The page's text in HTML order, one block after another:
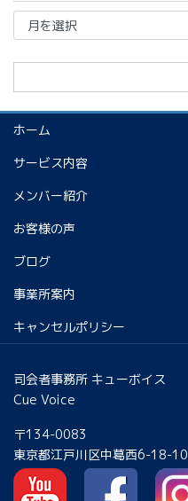
ア
イ
ホーム
サービス内容
メンバー紹介
お客様の声
ブログ
事業所案内
キャンセルポリシー
司会者事務所 キューボイス
Cue Voice
〒134-0083
東京都江戸川区中葛西6-18-10